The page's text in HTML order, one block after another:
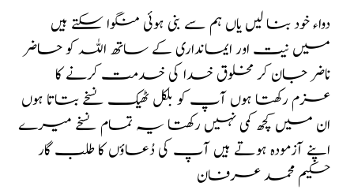
دواء خود بنا لیں یاں ہم سے بنی ہوئی منگوا سکتے ہیں
میں نیت اور ایمانداری کے ساتھ اللہ کو حاضر
ناضر جان کر مخلوق خدا کی خدمت کرنے کا
عزم رکھتا ہوں آپ کو بلکل ٹھیک نسخے بتاتا ہوں
ان میں کچھ کمی نہیں رکھتا یہ تمام نسخے میرے
اپنے آزمودہ ہوتے ہیں آپ کی دُعاؤں کا طلب گار
حکیم محمد عرفان